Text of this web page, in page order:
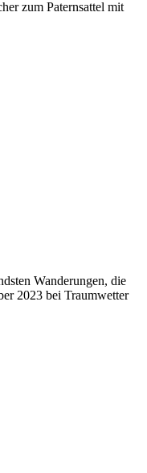
zum Paternsattel mit
Wanderungen, die
2023 bei Traumwetter